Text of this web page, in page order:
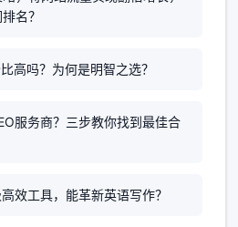
名？
高吗？为何是明智之选？
服务商？三步教你找到最佳合
效工具，能革新英语写作？